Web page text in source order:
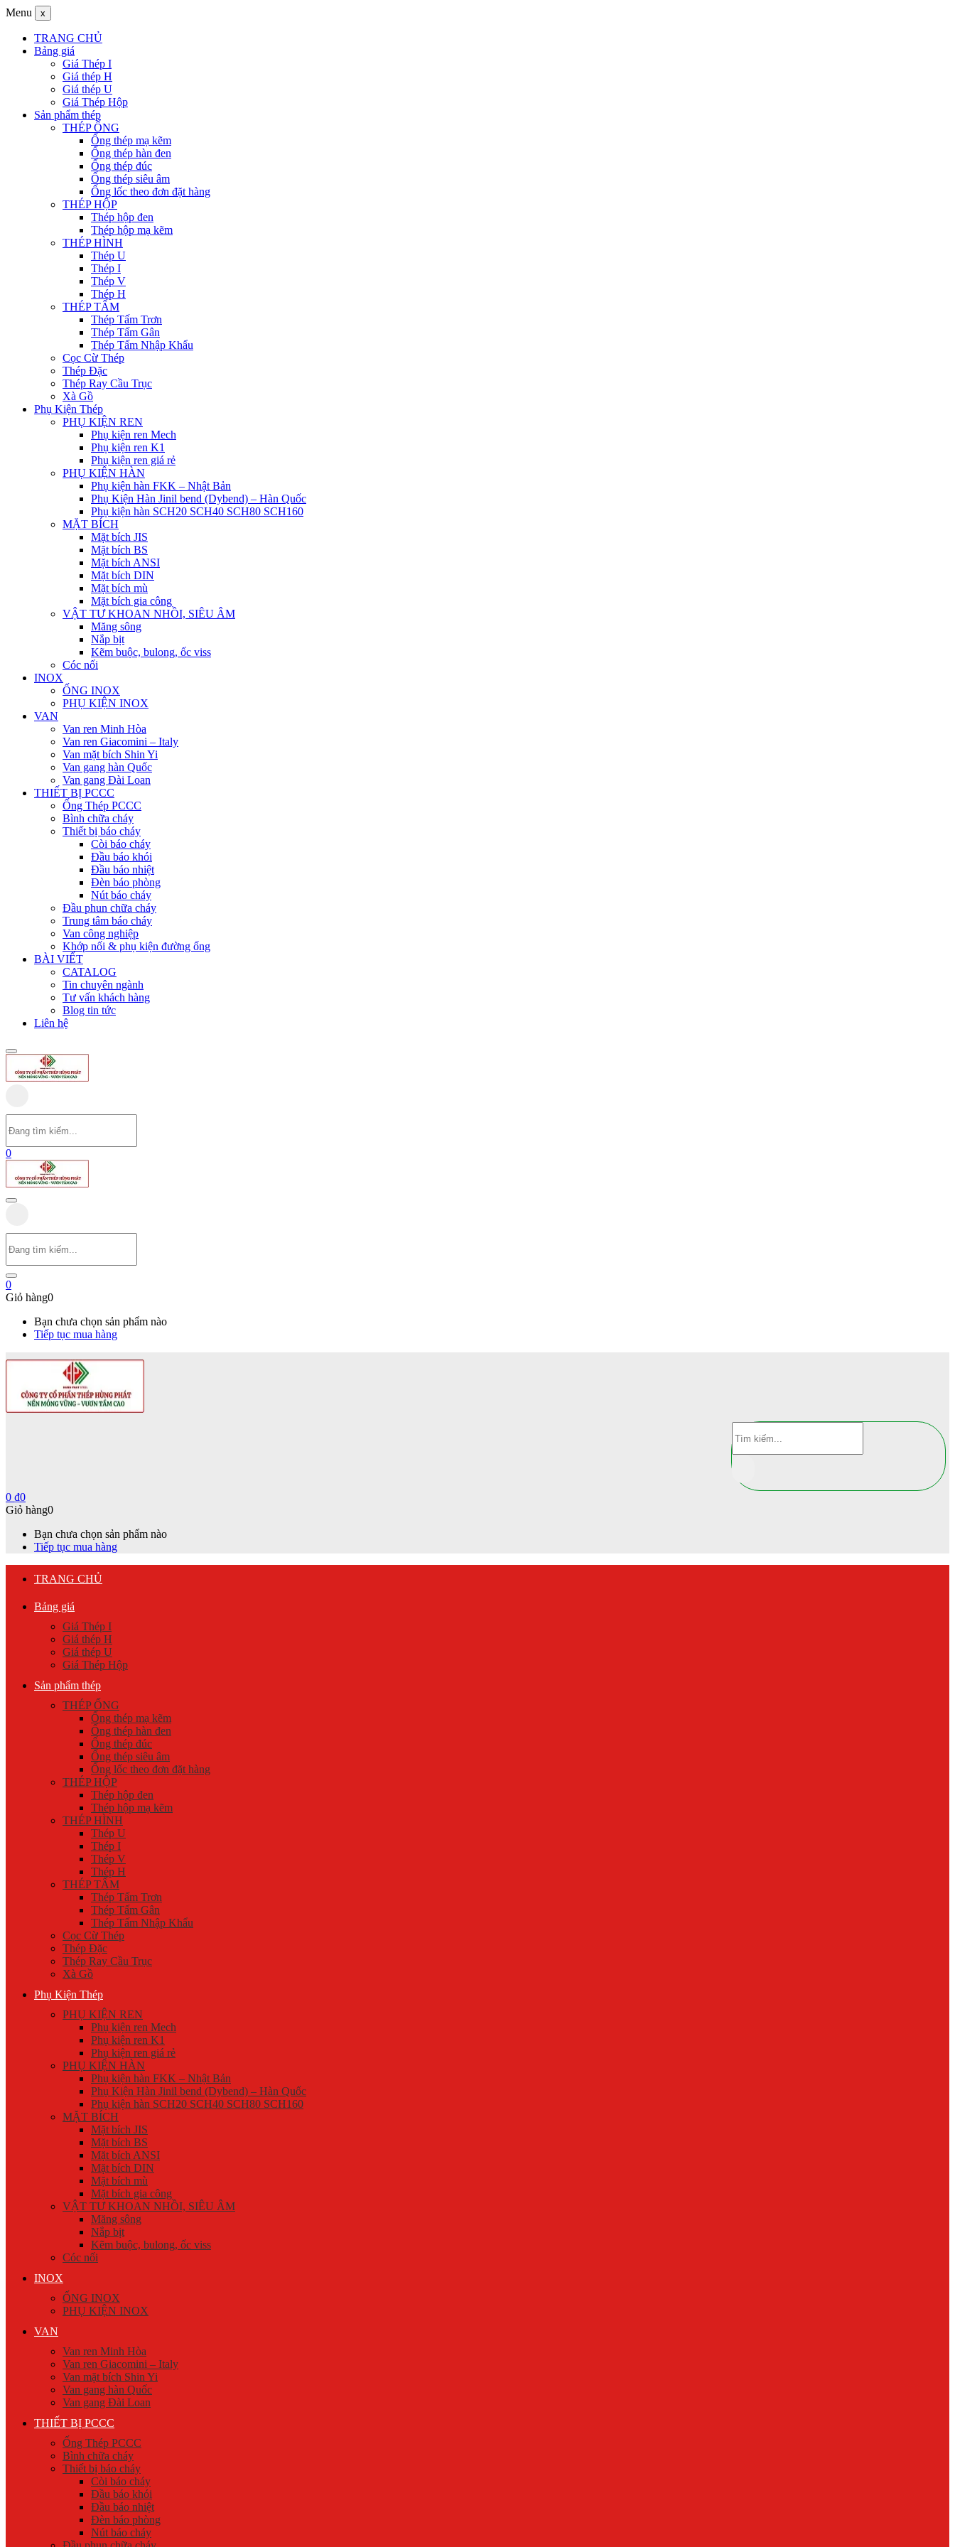
Menu x
TRANG CHỦ
Bảng giá
Giá Thép I
Giá thép H
Giá thép U
Giá Thép Hộp
Sản phẩm thép
THÉP ỐNG
Ống thép mạ kẽm
Ống thép hàn đen
Ống thép đúc
Ống thép siêu âm
Ống lốc theo đơn đặt hàng
THÉP HỘP
Thép hộp đen
Thép hộp mạ kẽm
THÉP HÌNH
Thép U
Thép I
Thép V
Thép H
THÉP TẤM
Thép Tấm Trơn
Thép Tấm Gân
Thép Tấm Nhập Khẩu
Cọc Cừ Thép
Thép Đặc
Thép Ray Cầu Trục
Xà Gồ
Phụ Kiện Thép
PHỤ KIỆN REN
Phụ kiện ren Mech
Phụ kiện ren K1
Phụ kiện ren giá rẻ
PHỤ KIỆN HÀN
Phụ kiện hàn FKK – Nhật Bản
Phụ Kiện Hàn Jinil bend (Dybend) – Hàn Quốc
Phụ kiện hàn SCH20 SCH40 SCH80 SCH160
MẶT BÍCH
Mặt bích JIS
Mặt bích BS
Mặt bích ANSI
Mặt bích DIN
Mặt bích mù
Mặt bích gia công
VẬT TƯ KHOAN NHỒI, SIÊU ÂM
Măng sông
Nắp bịt
Kẽm buộc, bulong, ốc viss
Cóc nối
INOX
ỐNG INOX
PHỤ KIỆN INOX
VAN
Van ren Minh Hòa
Van ren Giacomini – Italy
Van mặt bích Shin Yi
Van gang hàn Quốc
Van gang Đài Loan
THIẾT BỊ PCCC
Ống Thép PCCC
Bình chữa cháy
Thiết bị báo cháy
Còi báo cháy
Đầu báo khói
Đầu báo nhiệt
Đèn báo phòng
Nút báo cháy
Đầu phun chữa cháy
Trung tâm báo cháy
Van công nghiệp
Khớp nối & phụ kiện đường ống
BÀI VIẾT
CATALOG
Tin chuyên ngành
Tư vấn khách hàng
Blog tin tức
Liên hệ
0
0
Giỏ hàng0
Bạn chưa chọn sản phẩm nào
Tiếp tục mua hàng
0 ₫0
Giỏ hàng0
Bạn chưa chọn sản phẩm nào
Tiếp tục mua hàng
TRANG CHỦ
Bảng giá
Giá Thép I
Giá thép H
Giá thép U
Giá Thép Hộp
Sản phẩm thép
THÉP ỐNG
Ống thép mạ kẽm
Ống thép hàn đen
Ống thép đúc
Ống thép siêu âm
Ống lốc theo đơn đặt hàng
THÉP HỘP
Thép hộp đen
Thép hộp mạ kẽm
THÉP HÌNH
Thép U
Thép I
Thép V
Thép H
THÉP TẤM
Thép Tấm Trơn
Thép Tấm Gân
Thép Tấm Nhập Khẩu
Cọc Cừ Thép
Thép Đặc
Thép Ray Cầu Trục
Xà Gồ
Phụ Kiện Thép
PHỤ KIỆN REN
Phụ kiện ren Mech
Phụ kiện ren K1
Phụ kiện ren giá rẻ
PHỤ KIỆN HÀN
Phụ kiện hàn FKK – Nhật Bản
Phụ Kiện Hàn Jinil bend (Dybend) – Hàn Quốc
Phụ kiện hàn SCH20 SCH40 SCH80 SCH160
MẶT BÍCH
Mặt bích JIS
Mặt bích BS
Mặt bích ANSI
Mặt bích DIN
Mặt bích mù
Mặt bích gia công
VẬT TƯ KHOAN NHỒI, SIÊU ÂM
Măng sông
Nắp bịt
Kẽm buộc, bulong, ốc viss
Cóc nối
INOX
ỐNG INOX
PHỤ KIỆN INOX
VAN
Van ren Minh Hòa
Van ren Giacomini – Italy
Van mặt bích Shin Yi
Van gang hàn Quốc
Van gang Đài Loan
THIẾT BỊ PCCC
Ống Thép PCCC
Bình chữa cháy
Thiết bị báo cháy
Còi báo cháy
Đầu báo khói
Đầu báo nhiệt
Đèn báo phòng
Nút báo cháy